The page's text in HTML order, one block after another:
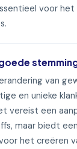
voor
van
en unieke
vereist een
maar biedt
het creëren